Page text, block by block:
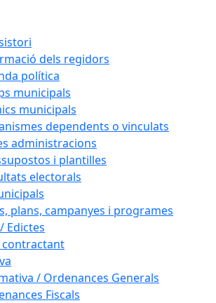
dels regidors
política
municipals
municipals
dependents o vinculats
administracions
i plantilles
electorals
plans, campanyes i programes
Edictes
contractant
/ Ordenances Generals
Fiscals